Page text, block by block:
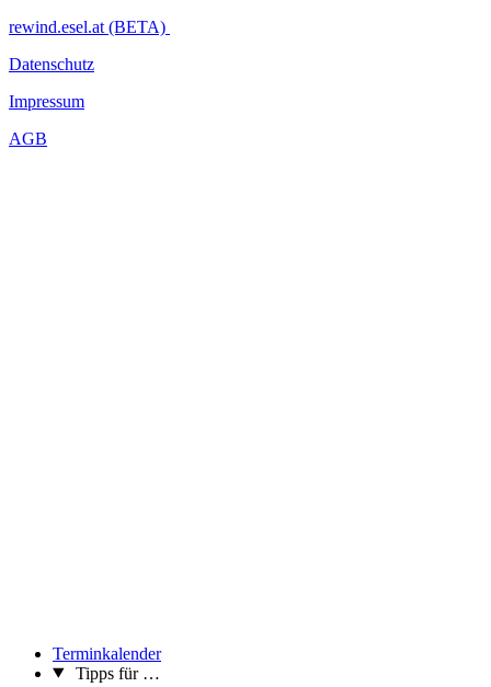
rewind.esel.at (BETA)
Datenschutz
Impressum
AGB
Terminkalender
Tipps für …